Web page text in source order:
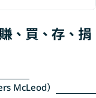
、買、存、捐
McLeod）